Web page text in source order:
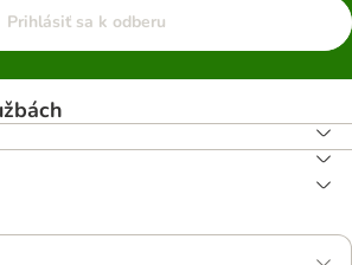
Prihlásiť sa k odberu